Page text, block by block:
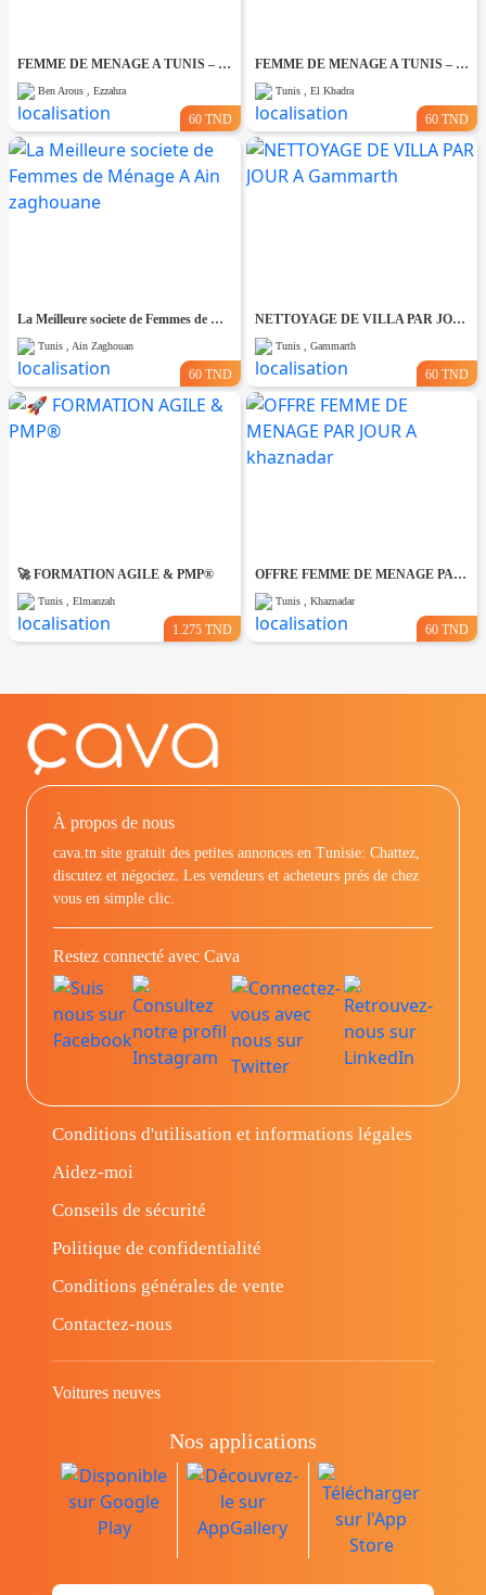
FEMME DE MENAGE A TUNIS – PAR JOUR A Ezzahra
Ben Arous , Ezzahra
60 TND
FEMME DE MENAGE A TUNIS – PAR JOUR A El khadhra
Tunis , El Khadra
60 TND
La Meilleure societe de Femmes de Ménage A Ain zaghouane
Tunis , Ain Zaghouan
60 TND
NETTOYAGE DE VILLA PAR JOUR A Gammarth
Tunis , Gammarth
60 TND
🚀 FORMATION AGILE & PMP®
Tunis , Elmanzah
1.275 TND
OFFRE FEMME DE MENAGE PAR JOUR A khaznadar
Tunis , Khaznadar
60 TND
À propos de nous
cava.tn site gratuit des petites annonces en Tunisie: Chattez,
discutez et négociez. Les vendeurs et acheteurs prés de chez
vous en simple clic.
Restez connecté avec Cava
Conditions d'utilisation et informations légales
Aidez-moi
Conseils de sécurité
Politique de confidentialité
Conditions générales de vente
Contactez-nous
Voitures neuves
Nos applications